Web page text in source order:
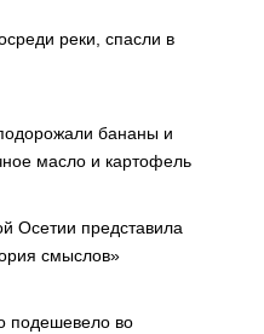
реки, спасли в
бананы и
масло и картофель
Осетии представила
смыслов»
подешевело во